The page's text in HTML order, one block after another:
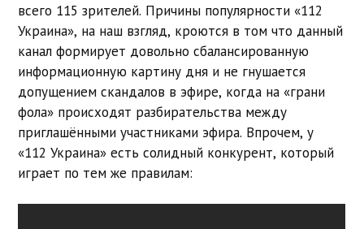
всего 115 зрителей. Причины популярности «112
Украина», на наш взгляд, кроются в том что данный
канал формирует довольно сбалансированную
информационную картину дня и не гнушается
допущением скандалов в эфире, когда на «грани
фола» происходят разбирательства между
приглашёнными участниками эфира. Впрочем, у
«112 Украина» есть солидный конкурент, который
играет по тем же правилам: